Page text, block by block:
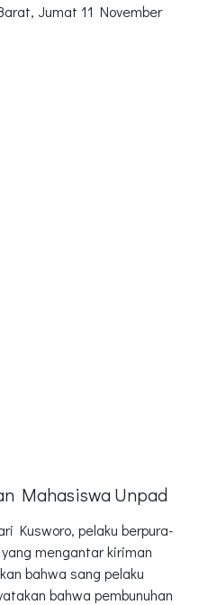
Jumat 11 November
Mahasiswa Unpad
Kusworo, pelaku berpura-
mengantar kiriman
bahwa sang pelaku
bahwa pembunuhan